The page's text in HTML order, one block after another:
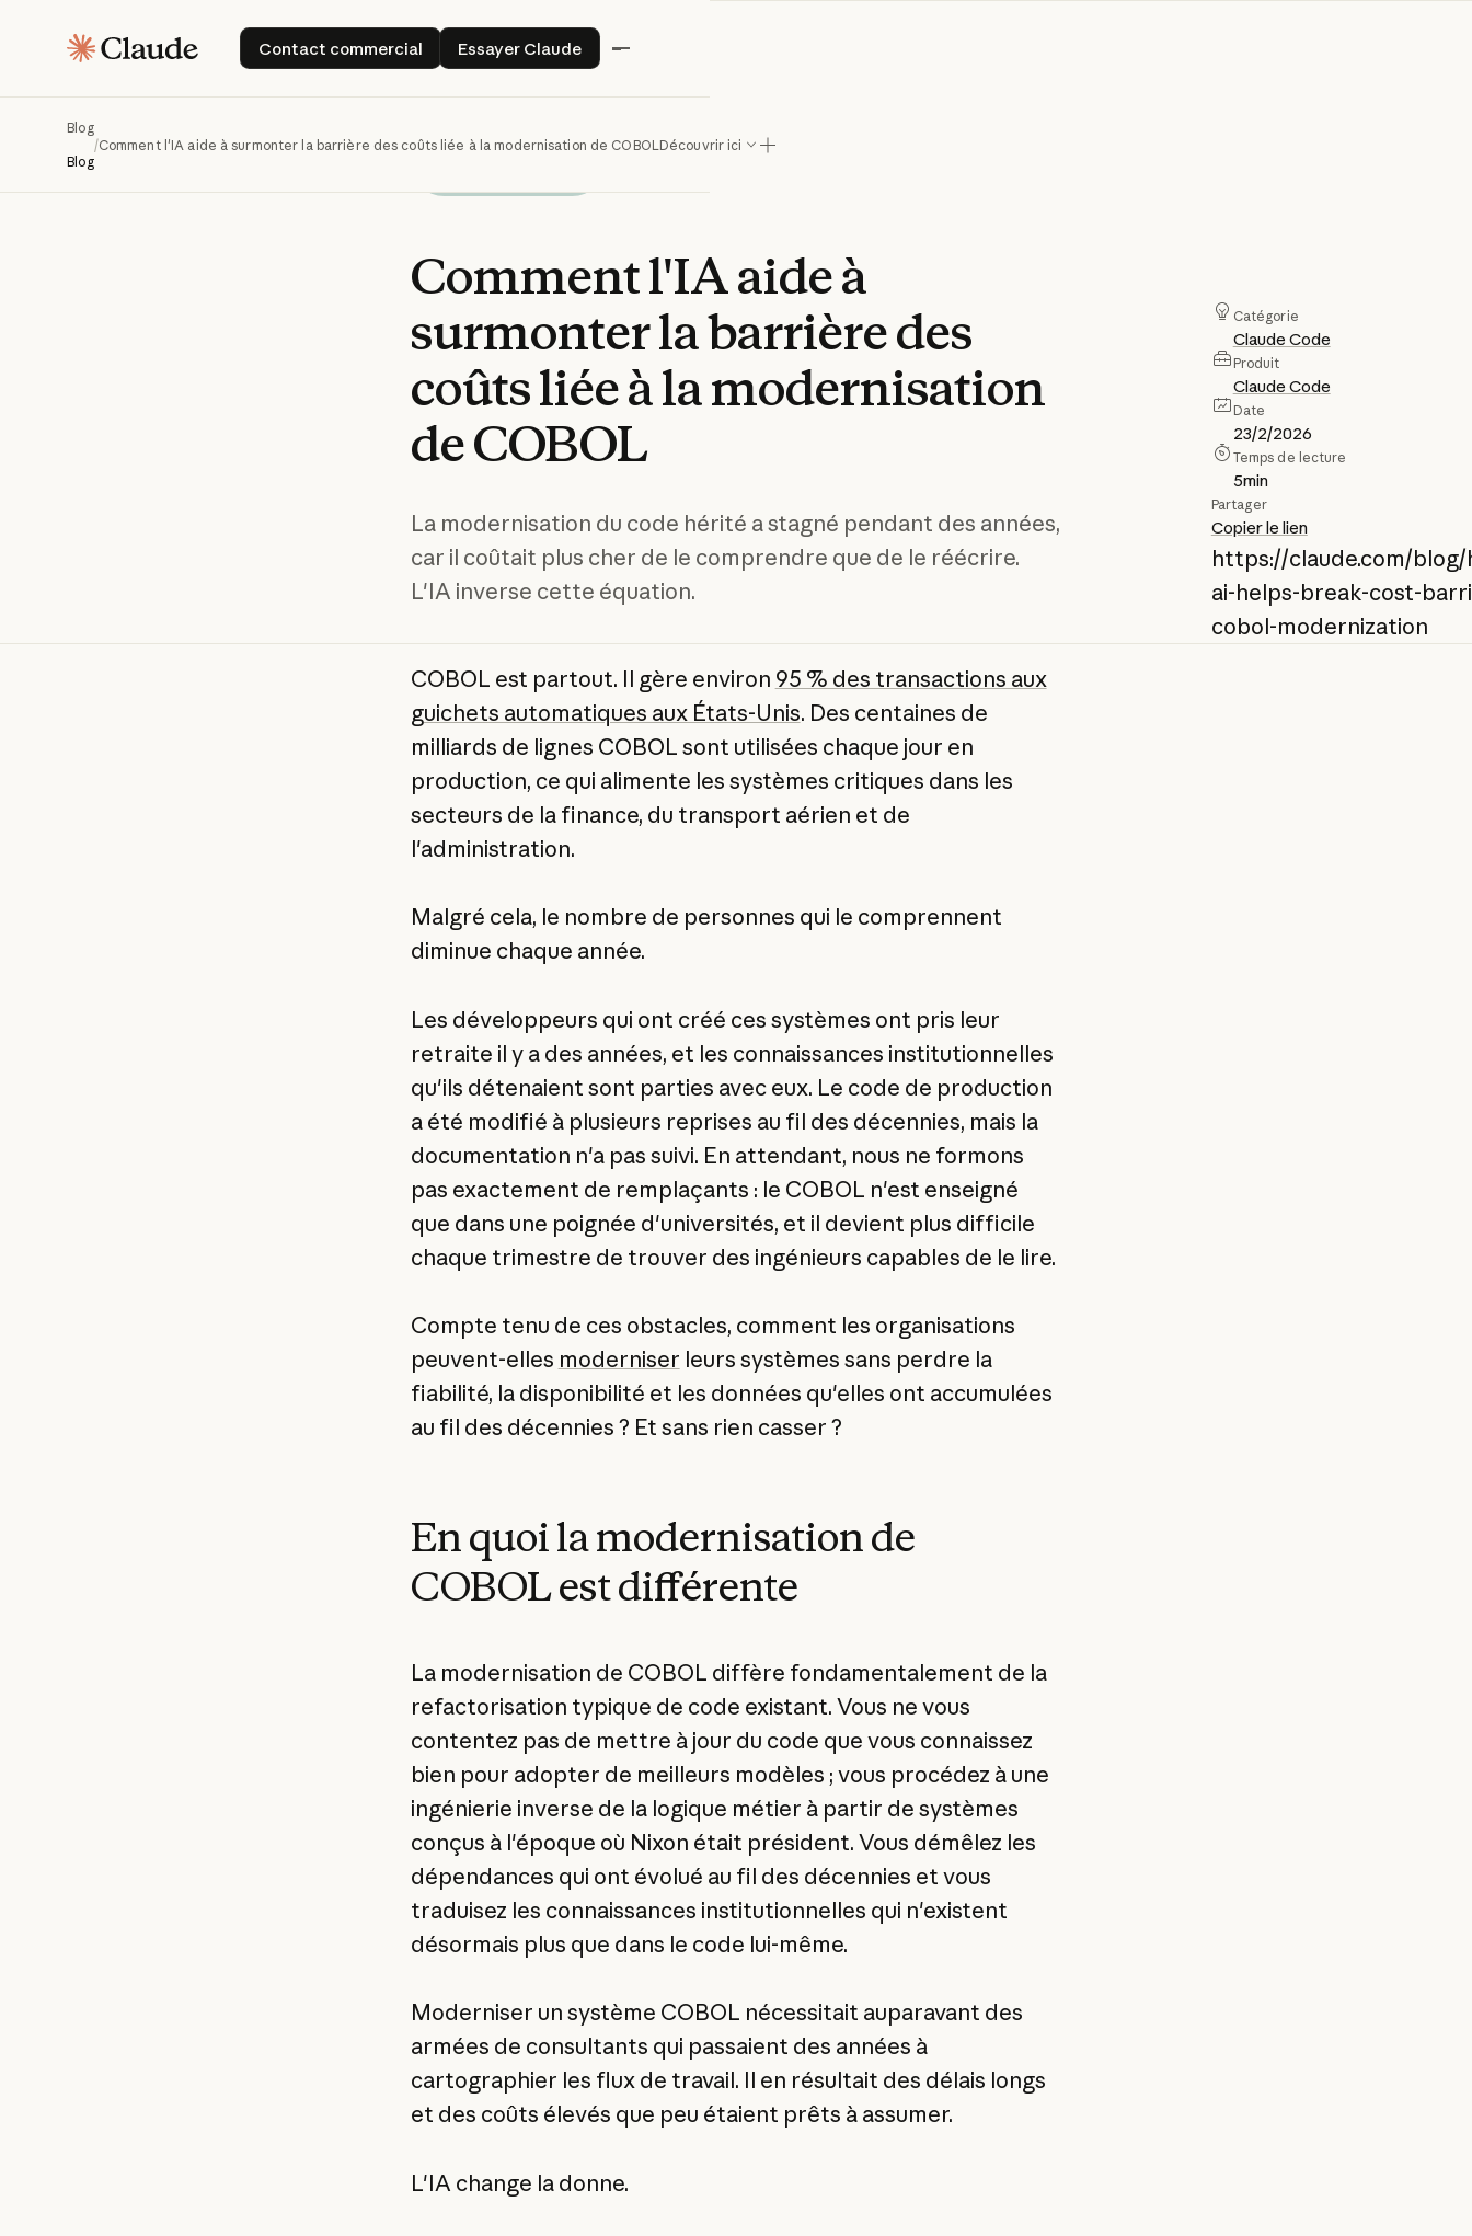
Contact commercial
Contact commercial
Essayer Claude
Essayer Claude
Blog
Blog
/Comment l'IA aide à surmonter la barrière des coûts liée à la modernisation de COBOL Découvrir ici
Commentl'IAaideà
surmonterlabarrièredes
coûtsliéeàlamodernisation
deCOBOL
La modernisation du code hérité a stagné pendant des années,
car il coûtait plus cher de le comprendre que de le réécrire.
L'IA inverse cette équation.
Catégorie
Claude Code
Produit
Claude Code
Date
23/2/2026
Temps de lecture
5min
Partager
Copier le lien
https://claude.com/blog/
ai-helps-break-cost-
cobol-modernization
COBOL est partout. Il gère environ 95 % des transactions aux
guichets automatiques aux États-Unis. Des centaines de
milliards de lignes COBOL sont utilisées chaque jour en
production, ce qui alimente les systèmes critiques dans les
secteurs de la finance, du transport aérien et de
l'administration.
Malgré cela, le nombre de personnes qui le comprennent
diminue chaque année.
Les développeurs qui ont créé ces systèmes ont pris leur
retraite il y a des années, et les connaissances institutionnelles
qu'ils détenaient sont parties avec eux. Le code de production
a été modifié à plusieurs reprises au fil des décennies, mais la
documentation n'a pas suivi. En attendant, nous ne formons
pas exactement de remplaçants : le COBOL n'est enseigné
que dans une poignée d'universités, et il devient plus difficile
chaque trimestre de trouver des ingénieurs capables de le lire.
Compte tenu de ces obstacles, comment les organisations
peuvent-elles moderniser leurs systèmes sans perdre la
fiabilité, la disponibilité et les données qu'elles ont accumulées
au fil des décennies ? Et sans rien casser ?
En quoi la modernisation de
COBOL est différente
La modernisation de COBOL diffère fondamentalement de la
refactorisation typique de code existant. Vous ne vous
contentez pas de mettre à jour du code que vous connaissez
bien pour adopter de meilleurs modèles ; vous procédez à une
ingénierie inverse de la logique métier à partir de systèmes
conçus à l'époque où Nixon était président. Vous démêlez les
dépendances qui ont évolué au fil des décennies et vous
traduisez les connaissances institutionnelles qui n'existent
désormais plus que dans le code lui-même.
Moderniser un système COBOL nécessitait auparavant des
armées de consultants qui passaient des années à
cartographier les flux de travail. Il en résultait des délais longs
et des coûts élevés que peu étaient prêts à assumer.
L'IA change la donne.